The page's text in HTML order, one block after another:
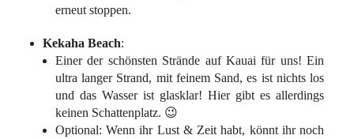
erneut stoppen.
Kekaha Beach:
Einer der schönsten Strände auf Kauai für uns! Ein
ultra langer Strand, mit feinem Sand, es ist nichts los
und das Wasser ist glasklar! Hier gibt es allerdings
keinen Schattenplatz. 😉
Optional: Wenn ihr Lust & Zeit habt, könnt ihr noch